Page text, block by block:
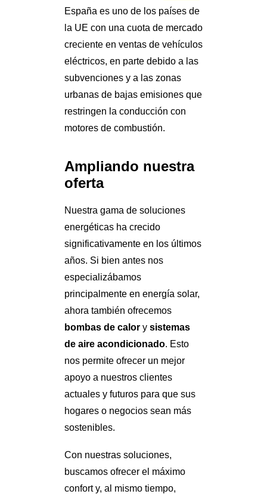
España es uno de los países de
la UE con una cuota de mercado
creciente en ventas de vehículos
eléctricos, en parte debido a las
subvenciones y a las zonas
urbanas de bajas emisiones que
restringen la conducción con
motores de combustión.
Ampliando nuestra
oferta
Nuestra gama de soluciones
energéticas ha crecido
significativamente en los últimos
años. Si bien antes nos
especializábamos
principalmente en energía solar,
ahora también ofrecemos
bombas de calor y sistemas
de aire acondicionado. Esto
nos permite ofrecer un mejor
apoyo a nuestros clientes
actuales y futuros para que sus
hogares o negocios sean más
sostenibles.
Con nuestras soluciones,
buscamos ofrecer el máximo
confort y, al mismo tiempo,